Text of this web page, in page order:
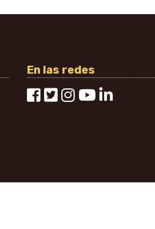
En las redes